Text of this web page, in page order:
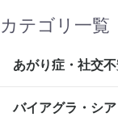
カテゴリ一覧
あがり症・社交
バイアグラ・シ